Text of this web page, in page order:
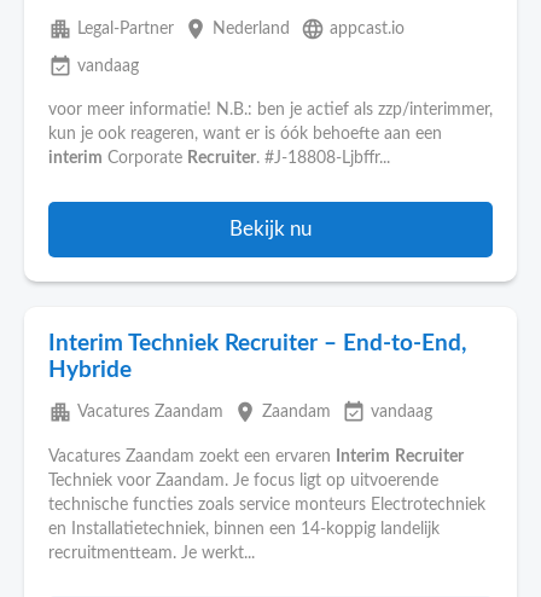
apartment Legal-Partner place Nederland language appcast.io
event_available vandaag
voor meer informatie! N.B.: ben je actief als zzp/interimmer,
kun je ook reageren, want er is óók behoefte aan een
interim Corporate Recruiter. #J-18808-Ljbffr...
Bekijk nu
Interim Techniek Recruiter – End-to-End,
Hybride
apartment Vacatures Zaandam place Zaandam event_available vandaag
Vacatures Zaandam zoekt een ervaren Interim Recruiter
Techniek voor Zaandam. Je focus ligt op uitvoerende
technische functies zoals service monteurs Electrotechniek
en Installatietechniek, binnen een 14-koppig landelijk
recruitmentteam. Je werkt...